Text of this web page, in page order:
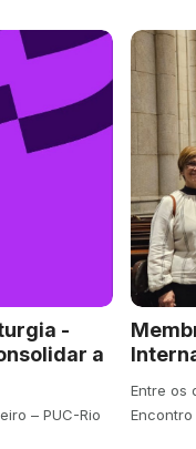
-
a
– PUC-Rio
Entre os